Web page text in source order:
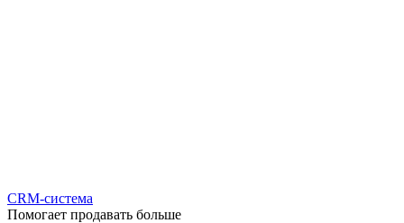
CRM-система
Помогает продавать больше